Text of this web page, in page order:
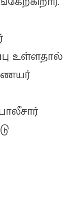
உள்ளதால்